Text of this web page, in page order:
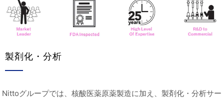
製剤化・分析
Nittoグループでは、核酸医薬原薬製造に加え、製剤化・分析サー